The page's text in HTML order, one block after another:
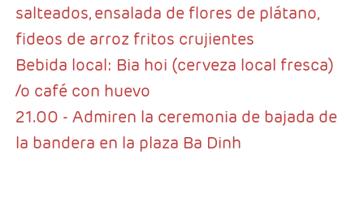
salteados, ensalada de flores de plátano,
fideos de arroz fritos crujientes
Bebida local: Bia hoi (cerveza local fresca)
/o café con huevo
21.00 - Admiren la ceremonia de bajada de
la bandera en la plaza Ba Dinh